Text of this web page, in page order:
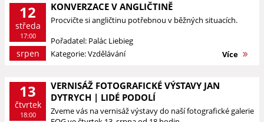
12
středa
17:00
srpen
KONVERZACE V ANGLIČTINĚ
Procvičte si angličtinu potřebnou v běžných situacích.
Pořadatel: Palác Liebieg
Kategorie: Vzdělávání
Více
13
čtvrtek
18:00
VERNISÁŽ FOTOGRAFICKÉ VÝSTAVY JAN
DYTRYCH | LIDÉ PODOLÍ
Zveme vás na vernisáž výstavy do naší fotografické galerie